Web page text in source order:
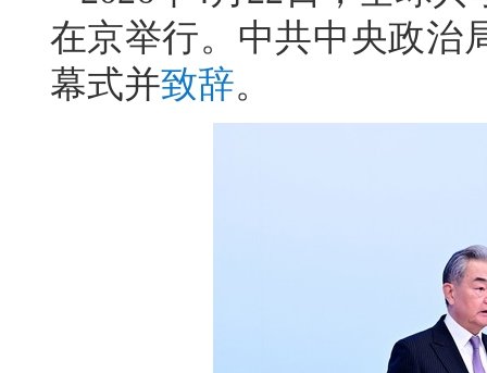
在京举行。中共中央政治
幕式并致辞。